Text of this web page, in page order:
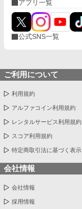
アプリ一覧
公式SNS一覧
ご利用について
利用規約
アルファコイン利用規約
レンタルサービス利用規約
スコア利用規約
特定商取引法に基づく表示
会社情報
会社情報
採用情報